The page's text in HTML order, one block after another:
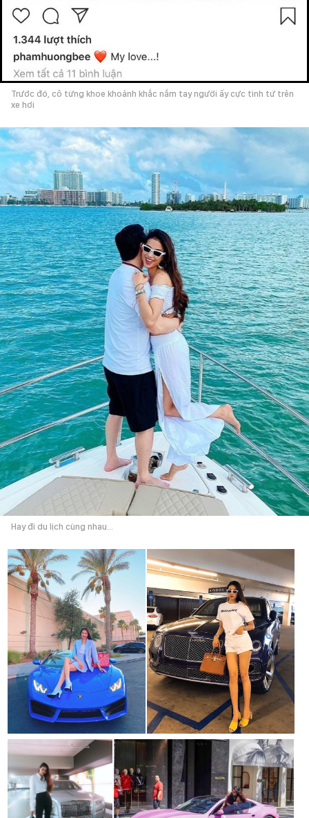
Trước đó, cô từng khoe khoảnh khắc nắm tay người ấy cực tình tứ trên
xe hơi
Hay đi du lịch cùng nhau...